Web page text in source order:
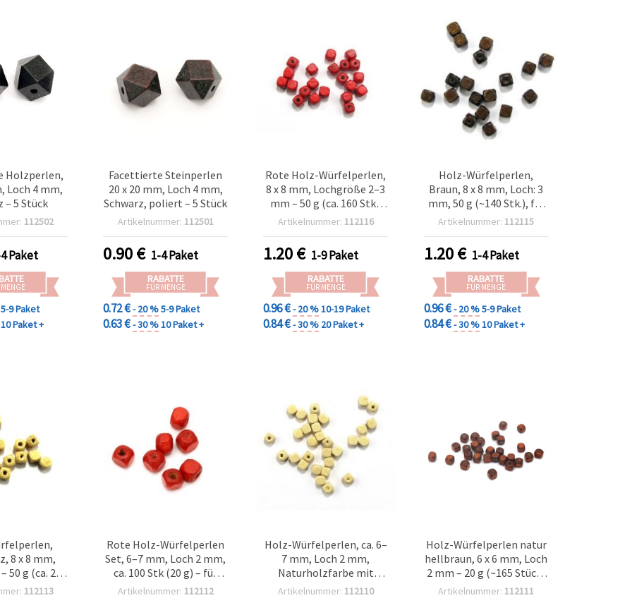
Holzperlen,
Loch 4 mm,
– 5 Stück
112502
Paket
5-9 Paket
10 Paket +
Facettierte Steinperlen
20 x 20 mm, Loch 4 mm,
Schwarz, poliert – 5 Stück
Artikelnummer: 112501
0.90€ 1-4 Paket
RABATTE
FÜR MENGE
0.72 €- 20 %5-9 Paket
0.63 €- 30 %10 Paket +
Rote Holz-Würfelperlen,
8 x 8 mm, Lochgröße 2–3
mm – 50 g (ca. 160 Stk.)
für Schmuckherstellung
Artikelnummer: 112116
1.20€ 1-9 Paket
RABATTE
FÜR MENGE
0.96 €- 20 %10-19 Paket
0.84 €- 30 % 20 Paket +
Holz-Würfelperlen,
Braun, 8 x 8 mm, Loch: 3
mm, 50 g (~140 Stk.), für
Schmuckherstellung &
Artikelnummer: 112115
1.20€ 1-4 Paket
RABATTE
FÜR MENGE
0.96 €- 20 %5-9 Paket
0.84 €- 30 %10 Paket +
8 x 8 mm,
50 g (ca. 220
112113
Rote Holz-Würfelperlen
Set, 6–7 mm, Loch 2 mm,
ca. 100 Stk (20 g) – für
Schmuckherstellung,
Artikelnummer: 112112
Holz-Würfelperlen, ca. 6–
7 mm, Loch 2 mm,
Naturholzfarbe mit
Lackfinish – 20 g (ca. 165
Artikelnummer: 112110
Holz-Würfelperlen natur
hellbraun, 6 x 6 mm, Loch
2 mm – 20 g (~165 Stück)
für Schmuck & DIY-
Artikelnummer: 112111